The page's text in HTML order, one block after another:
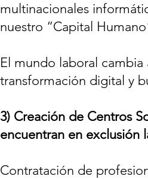
multinacionales
nuestro “Capital
El mundo laboral cambia
transformación digital y
3) Creación de Centros
encuentran en exclusión
Contratación de